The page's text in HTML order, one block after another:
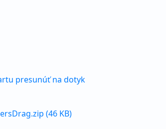
presunúť na dotyk
(46 KB)